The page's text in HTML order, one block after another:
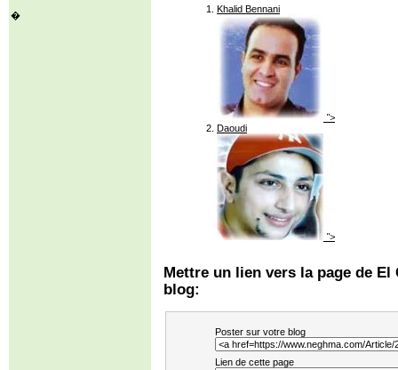
�
Khalid Bennani
">
Daoudi
">
Mettre un lien vers la page de
blog:
Poster sur votre blog
Lien de cette page